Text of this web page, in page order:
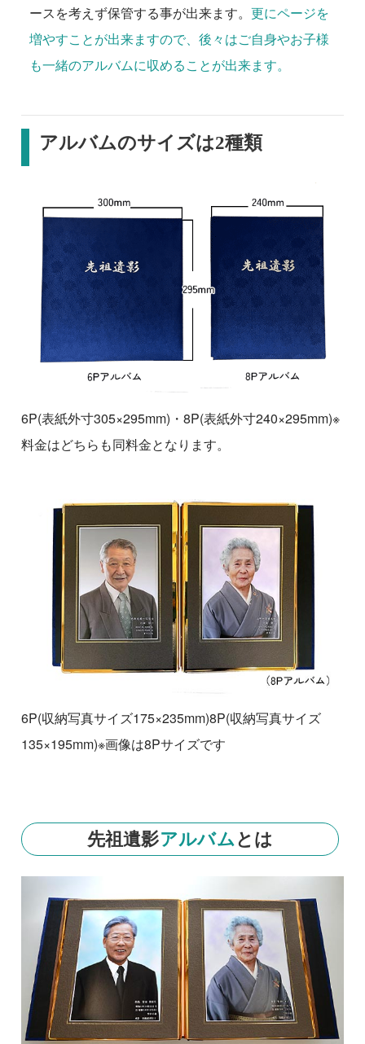
ースを考えず保管する事が出来ます。更にページを
増やすことが出来ますので、後々はご自身やお子様
も一緒のアルバムに収めることが出来ます。
アルバムのサイズは2種類
6P(表紙外寸305×295mm)・8P(表紙外寸240×295mm)※
料金はどちらも同料金となります。
6P(収納写真サイズ175×235mm)8P(収納写真サイズ
135×195mm)※画像は8Pサイズです
先祖遺影アルバム とは